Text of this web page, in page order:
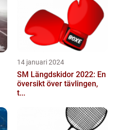
14 januari 2024
SM Längdskidor 2022: En
översikt över tävlingen,
t...